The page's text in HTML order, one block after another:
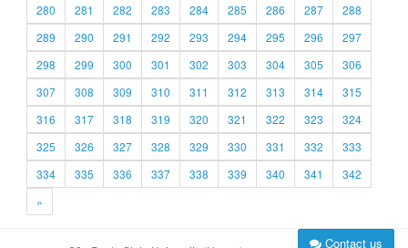
280
281 282 283 284 285 286 287
288
289
290 291 292 293 294 295 296
297
298
299 300 301 302 303 304 305
306
307
308 309 310 311 312 313 314
315
316
317 318 319 320 321 322 323
324
325
326 327 328 329 330 331 332
333
334
335 336 337 338 339 340 341
342
»
Contact us